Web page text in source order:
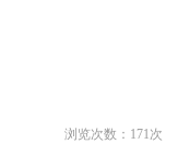
浏览次数： 171 次